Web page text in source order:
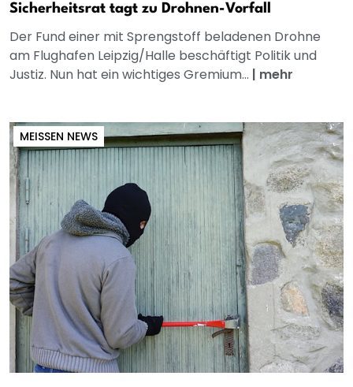
Sicherheitsrat tagt zu Drohnen-Vorfall
Der Fund einer mit Sprengstoff beladenen Drohne
am Flughafen Leipzig/Halle beschäftigt Politik und
Justiz. Nun hat ein wichtiges Gremium... | mehr
MEISSEN NEWS